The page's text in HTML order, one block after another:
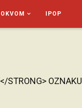
IPOP
STRONG> OZNAKU